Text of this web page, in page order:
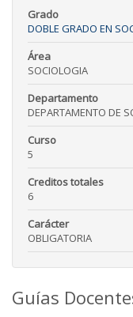
Grado
DOBLE GRADO EN
Área
SOCIOLOGIA
Departamento
DEPARTAMENTO DE
Curso
5
Creditos totales
6
Carácter
OBLIGATORIA
Guías